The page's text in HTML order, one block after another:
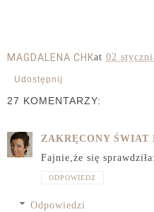
MAGDALENA CHKat 02
Udostępnij
27 KOMENTARZY:
ZAKRĘCONY ŚWIAT
Fajnie,że się
ODPOWIEDZ
Odpowiedzi